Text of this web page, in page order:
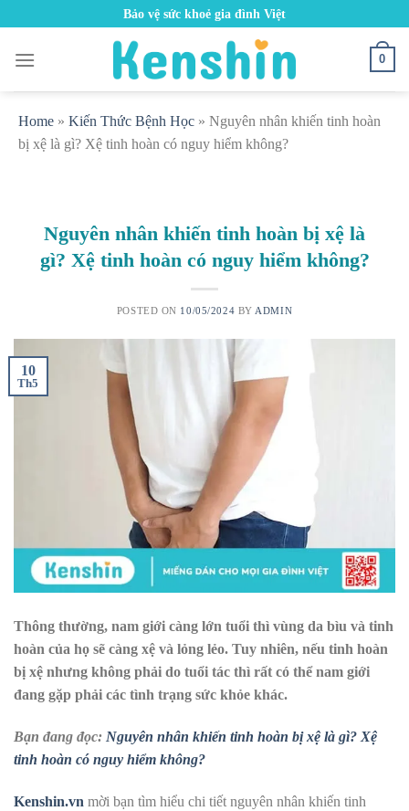
content
Bảo vệ sức khoẻ gia đình Việt
0
Home » Kiến Thức Bệnh Học » Nguyên nhân khiến tinh hoàn
bị xệ là gì? Xệ tinh hoàn có nguy hiểm không?
Nguyên nhân khiến tinh hoàn bị xệ là
gì? Xệ tinh hoàn có nguy hiểm không?
POSTED ON 10/05/2024 BY ADMIN
10
Th5
Thông thường, nam giới càng lớn tuổi thì vùng da bìu và tinh
hoàn của họ sẽ càng xệ và lỏng lẻo. Tuy nhiên, nếu tinh hoàn
bị xệ nhưng không phải do tuổi tác thì rất có thể nam giới
đang gặp phải các tình trạng sức khỏe khác.
Bạn đang đọc: Nguyên nhân khiến tinh hoàn bị xệ là gì? Xệ
tinh hoàn có nguy hiểm không?
Kenshin.vn mời bạn tìm hiểu chi tiết nguyên nhân khiến tinh